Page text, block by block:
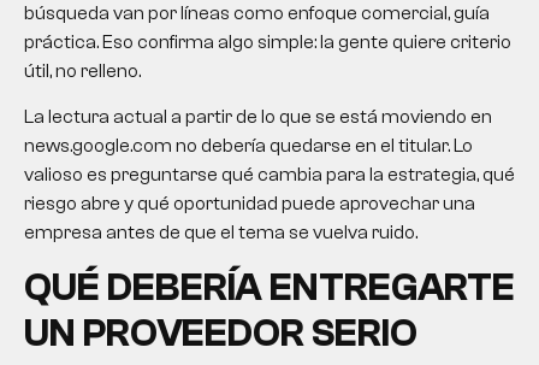
búsqueda van por líneas como enfoque comercial, guía
práctica. Eso confirma algo simple: la gente quiere criterio
útil, no relleno.
La lectura actual a partir de lo que se está moviendo en
news.google.com no debería quedarse en el titular. Lo
valioso es preguntarse qué cambia para la estrategia, qué
riesgo abre y qué oportunidad puede aprovechar una
empresa antes de que el tema se vuelva ruido.
QUÉ DEBERÍA ENTREGARTE
UN PROVEEDOR SERIO